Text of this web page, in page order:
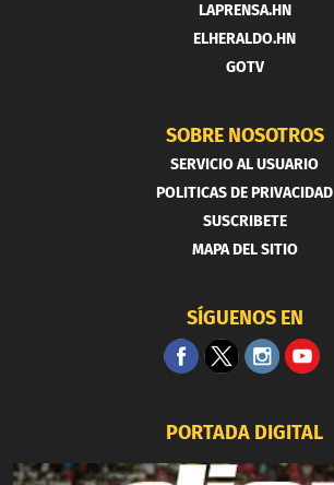
LAPRENSA.HN
ELHERALDO.HN
GOTV
SOBRE NOSOTROS
SERVICIO AL USUARIO
POLITICAS DE PRIVACIDAD
SUSCRIBETE
MAPA DEL SITIO
SÍGUENOS EN
PORTADA DIGITAL